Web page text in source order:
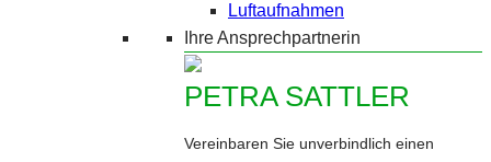
Luftaufnahmen
Ihre Ansprechpartnerin
PETRA SATTLER
Vereinbaren Sie unverbindlich einen